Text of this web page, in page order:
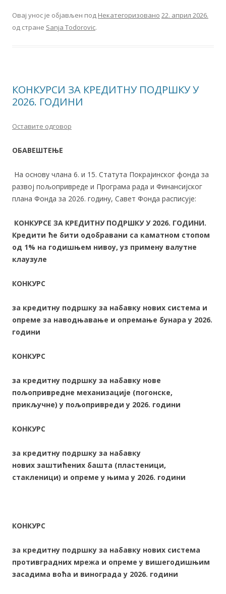
Овај унос је објављен под Некатегоризовано 22. април 2026.
од стране Sanja Todorovic.
КОНКУРСИ ЗА КРЕДИТНУ ПОДРШКУ У
2026. ГОДИНИ
Оставите одговор
ОБАВЕШТЕЊЕ
На основу члана 6. и 15. Статута Покрајинског фонда за
развој пољопривреде и Програма рада и Финансијског
плана Фонда за 2026. годину, Савет Фонда расписује:
КОНКУРСЕ ЗА КРЕДИТНУ ПОДРШКУ У 2026. ГОДИНИ.
Кредити ће бити одобравани са каматном стопом
од 1% на годишњем нивоу, уз примену валутне
клаузуле
КОНКУРС
за кредитну подршку за набавку нових система и
опреме за наводњавање и опремање бунара у 2026.
години
КОНКУРС
за кредитну подршку за набавку нове
пољопривредне механизације (погонске,
прикључне) у пољопривреди у 2026. години
КОНКУРС
за кредитну подршку за набавку
нових заштићених башта (пластеници,
стакленици) и опреме у њима у 2026. години
КОНКУРС
за кредитну подршку за набавку нових система
противградних мрежа и опреме у вишегодишњим
засадима воћа и винограда у 2026. години